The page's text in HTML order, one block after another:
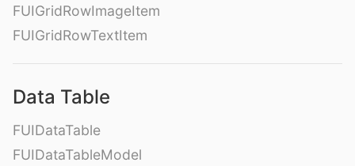
FUIGridRowImageItem
FUIGridRowTextItem
Data Table
FUIDataTable
FUIDataTableModel